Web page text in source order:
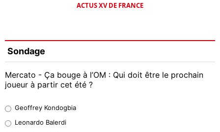
ACTUS XV DE FRANCE
Sondage
Mercato - Ça bouge à l’OM : Qui doit être le prochain
joueur à partir cet été ?
38%
Geoffrey Kondogbia
Leonardo Balerdi